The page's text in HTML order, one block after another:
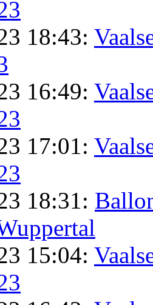
18:43:
16:49:
17:01:
18:31:
15:04: